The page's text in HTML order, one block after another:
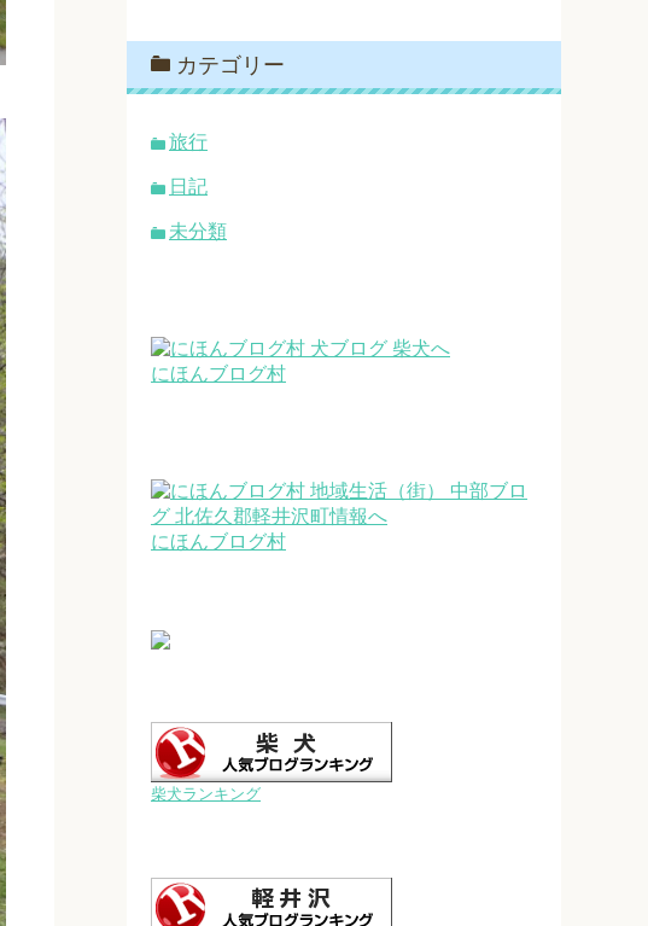
カテゴリー
旅行
日記
未分類
にほんブログ村
にほんブログ村
柴犬ランキング